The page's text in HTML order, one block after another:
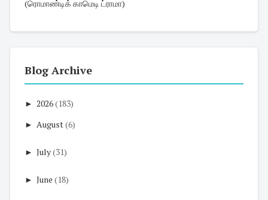
(ரொமாண்டிக் காமெடி ட்ராமா)
Blog Archive
► 2026(183)
► August(6)
► July(31)
► June (18)